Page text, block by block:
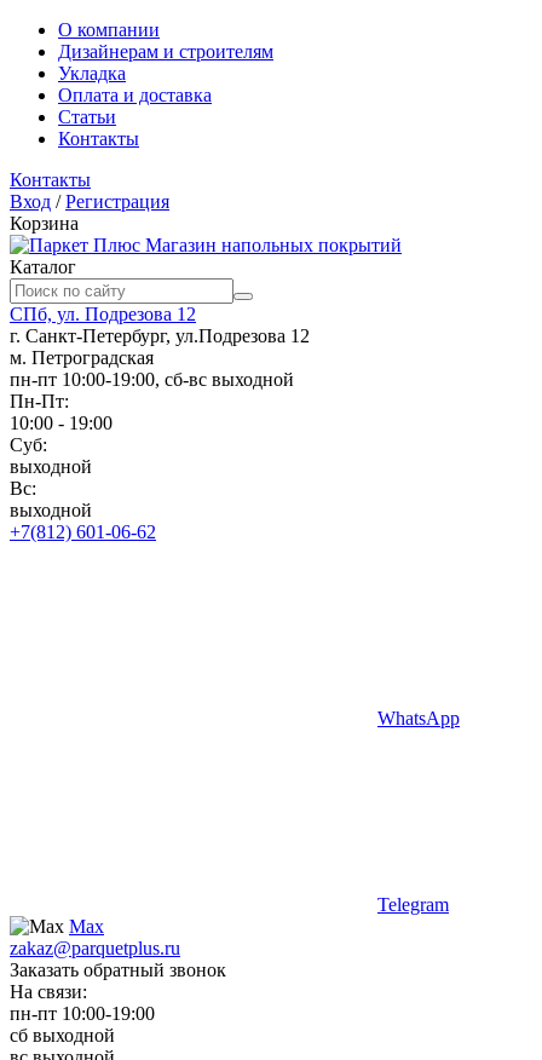
О компании
Дизайнерам и строителям
Укладка
Оплата и доставка
Статьи
Контакты
Контакты
Вход /Регистрация
Корзина
Магазин напольных покрытий
Каталог
СПб, ул. Подрезова 12
г. Санкт-Петербург, ул.Подрезова 12
м. Петроградская
пн-пт 10:00-19:00, сб-вс выходной
Пн-Пт:
10:00 - 19:00
Суб:
выходной
Вс:
выходной
+7(812) 601-06-62
WhatsApp
Telegram
Max
zakaz@parquetplus.ru
Заказать обратный звонок
На связи:
пн-пт 10:00-19:00
сб выходной